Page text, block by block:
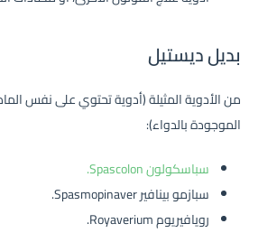
بديل ديستيل
من الأدوية المثيلة (أدوية تحتوي على نفس
الموجودة بالدواء):
سباسكولون Spascolon.
سبازمو بينافير Spasmopinaver.
رويافيريوم Royaverium.